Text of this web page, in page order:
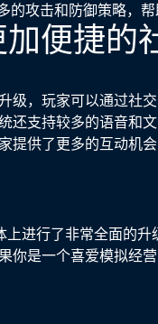
的攻击和防御策略，
便捷的
级，玩家可以通过社
还支持较多的语音和
提供了更多的互动机
进行了非常全面的
你是一个喜爱模拟经